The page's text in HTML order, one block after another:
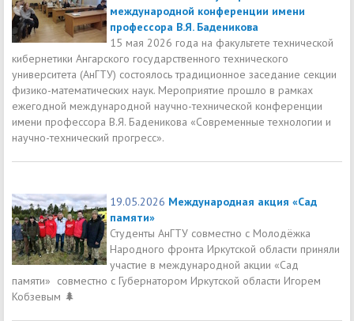
международной конференции имени
профессора В.Я. Баденикова
15 мая 2026 года на факультете технической
кибернетики Ангарского государственного технического
университета (АнГТУ) состоялось традиционное заседание секции
физико-математических наук. Мероприятие прошло в рамках
ежегодной международной научно-технической конференции
имени профессора В.Я. Баденикова «Современные технологии и
научно-технический прогресс».
19.05.2026 Международная акция «Сад
памяти»
Студенты АнГТУ совместно с Молодёжка
Народного фронта Иркутской области приняли
участие в международной акции «Сад
памяти» совместно с Губернатором Иркутской области Игорем
Кобзевым 🌲